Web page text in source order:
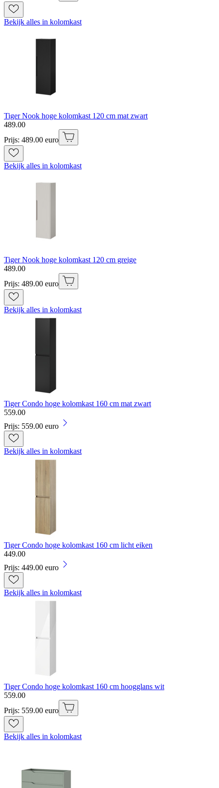
Bekijk alles in kolomkast
Tiger Nook hoge kolomkast 120 cm mat zwart
489.00
Prijs: 489.00 euro
Bekijk alles in kolomkast
Tiger Nook hoge kolomkast 120 cm greige
489.00
Prijs: 489.00 euro
Bekijk alles in kolomkast
Tiger Condo hoge kolomkast 160 cm mat zwart
559.00
Prijs: 559.00 euro
Bekijk alles in kolomkast
Tiger Condo hoge kolomkast 160 cm licht eiken
449.00
Prijs: 449.00 euro
Bekijk alles in kolomkast
Tiger Condo hoge kolomkast 160 cm hoogglans wit
559.00
Prijs: 559.00 euro
Bekijk alles in kolomkast